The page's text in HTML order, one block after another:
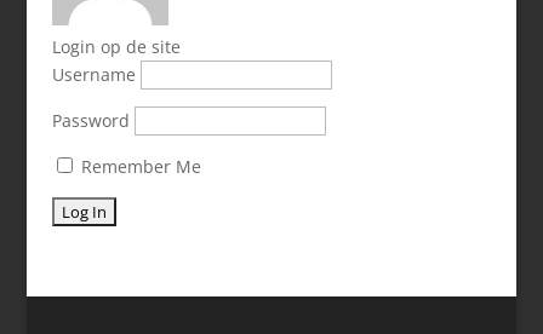
Login op de site
Username
Password
Remember Me